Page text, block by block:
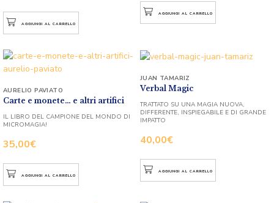
AGGIUNGI AL CARRELLO
AGGIUNGI AL CARRELLO
Carte e monete… e altri artifici
35,00€
AURELIO PAVIATO
IL LIBRO DEL CAMPIONE DEL MONDO DI
MICROMAGIA!
AGGIUNGI AL CARRELLO
Verbal Magic
40,00€
JUAN TAMARIZ
TRATTATO SU UNA MAGIA NUOVA,
DIFFERENTE, INSPIEGABILE E DI GRANDE
IMPATTO
AGGIUNGI AL CARRELLO